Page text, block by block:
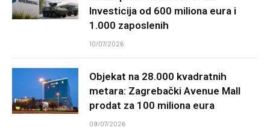
Investicija od 600 miliona eura i
1.000 zaposlenih
10/07/2026
Objekat na 28.000 kvadratnih
metara: Zagrebački Avenue Mall
prodat za 100 miliona eura
09/07/2026